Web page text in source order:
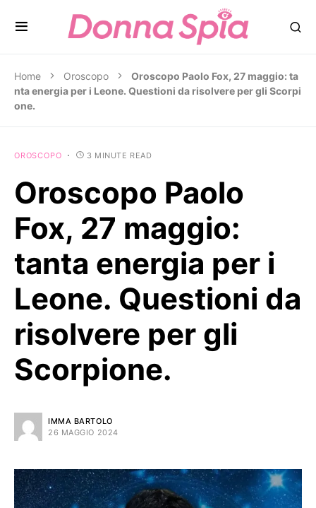
Home Oroscopo
Oroscopo Paolo Fox, 27 maggio: ta
nta energia per i Leone. Questioni da risolvere per gli Scorpi
one.
OROSCOPO 3 MINUTE READ
Oroscopo Paolo
Fox, 27 maggio:
tanta energia per i
Leone. Questioni da
risolvere per gli
Scorpione.
IMMA BARTOLO
26 MAGGIO 2024